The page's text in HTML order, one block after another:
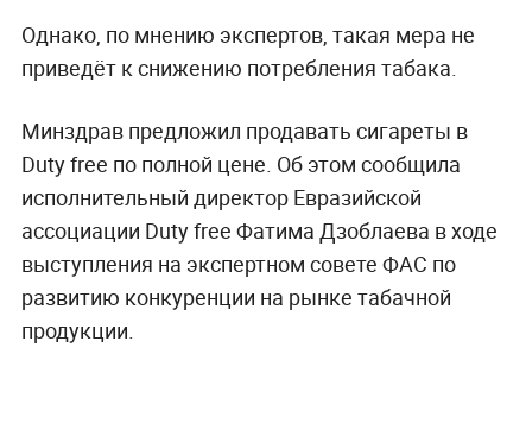
Однако, по мнению экспертов, такая мера не
приведёт к снижению потребления табака.
Минздрав предложил продавать сигареты в
Duty free по полной цене. Об этом сообщила
исполнительный директор Евразийской
ассоциации Duty free Фатима Дзоблаева в ходе
выступления на экспертном совете ФАС по
развитию конкуренции на рынке табачной
продукции.